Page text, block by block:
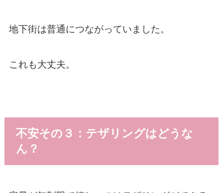
地下街は普通につながっていました。
これも大丈夫。
不安その３：テザリングはどうな
ん？